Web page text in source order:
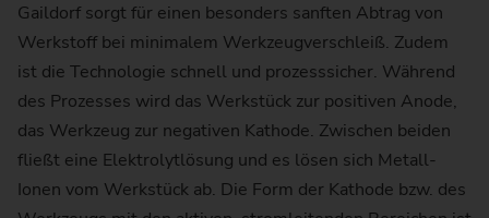
Gaildorf sorgt für einen besonders sanften Abtrag von
Werkstoff bei minimalem Werkzeugverschleiß. Zudem
ist die Technologie schnell und prozesssicher. Während
des Prozesses wird das Werkstück zur positiven Anode,
das Werkzeug zur negativen Kathode. Zwischen beiden
fließt eine Elektrolytlösung und es lösen sich Metall-
Ionen vom Werkstück ab. Die Form der Kathode bzw. des